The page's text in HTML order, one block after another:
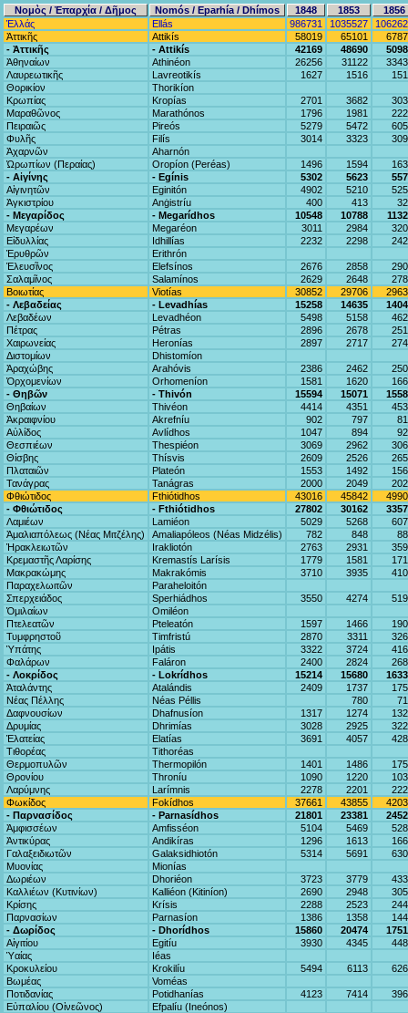
Νομὸς / Ἐπαρχία / Δῆμος Nomós / Eparhía / Dhímos 1848 1853
1856
Ἑλλάς
Ellás 986731 1035527
Ἀττικῆς
Attikís 58019 65101
- Ἀττικῆς
- Attikís 42169 48690
Ἀθηναίων
Athinéon 26256 31122
Λαυρεωτικῆς
Lavreotikís 1627 1516
Θορικίον
Thorikíon
Κρωπίας
Kropías 2701 3682
Μαραθῶνος
Marathónos 1796 1981
Πειραιῶς
Pireós 5279 5472
Φυλῆς
Filís 3014 3323
Ἀχαρνῶν
Aharnón
Ὠρωπίων (Περαίας)
Oropíon (Peréas) 1496 1594
- Αἰγίνης
- Egínis 5302 5623
Αἰγινητῶν
Eginitón 4902 5210
Ἀγκιστρίου
Anġistríu 400 413
- Μεγαρίδος
- Megarídhos 10548 10788
Μεγαρέων
Megaréon 3011 2984
Εἰδυλλίας
Idhillías 2232 2298
Ἐρυθρῶν
Erithrón
Ἐλευσῖνος
Elefsínos 2676 2858
Σαλαμῖνος
Salamínos 2629 2648
Βοιωτίας
Viotías 30852 29706
- Λεβαδείας
- Levadhías 15258 14635
Λεβαδέων
Levadhéon 5498 5158
Πέτρας
Pétras 2896 2678
Χαιρωνείας
Heronías 2897 2717
Διστομίων
Dhistomíon
Ἀραχώβης
Arahóvis 2386 2462
Ὀρχομενίων
Orhomeníon 1581 1620
- Θηβῶν
- Thivón 15594 15071
Θηβαίων
Thivéon 4414 4351
Ἀκραιφνίου
Akrefníu 902 797
Αὐλίδος
Avlídhos 1047 894
Θεσπιέων
Thespiéon 3069 2962
Θίσβης
Thísvis 2609 2526
Πλαταιῶν
Plateón 1553 1492
Τανάγρας
Tanágras 2000 2049
Φθιώτιδος
Fthiótidhos 43016 45842
- Φθιώτιδος
- Fthiótidhos 27802 30162
Λαμιέων
Lamiéon 5029 5268
Ἀμαλιαπόλεως (Νέας Μιτζέλης)
Amaliapóleos (Néas Midzélis) 782 848
Ἡρακλειωτῶν
Irakliotón 2763 2931
Κρεμαστῆς Λαρίσης
Kremastís Larísis 1779 1581
Μακρακώμης
Makrakómis 3710 3935
Παραχελωιτῶν
Paraheloitón
Σπερχειάδος
Sperhiádhos 3550 4274
Ὁμιλαίων
Omiléon
Πτελεατῶν
Pteleatón 1597 1466
Τυμφρηστοῦ
Timfristú 2870 3311
Ὑπάτης
Ipátis 3322 3724
Φαλάρων
Faláron 2400 2824
- Λοκρίδος
- Lokrídhos 15214 15680
Ἀταλάντης
Atalándis 2409 1737
Νέας Πέλλης
Néas Péllis 780
Δαφνουσίων
Dhafnusíon 1317 1274
Δρυμίας
Dhrimías 3028 2925
Ἐλατείας
Elatías 3691 4057
Τιθορέας
Tithoréas
Θερμοπυλῶν
Thermopilón 1401 1486
Θρονίου
Throníu 1090 1220
Λαρύμνης
Larímnis 2278 2201
Φωκίδος
Fokídhos 37661 43855
- Παρνασίδος
- Parnasídhos 21801 23381
Ἀμφισσέων
Amfisséon 5104 5469
Ἀντικύρας
Andikíras 1296 1613
Γαλαξειδιωτῶν
Galaksidhiotón 5314 5691
Μυονίας
Mionías
Δωριέων
Dhoriéon 3723 3779
Καλλιέων (Κυτινίων)
Kalliéon (Kitiníon) 2690 2948
Κρίσης
Krísis 2288 2523
Παρνασίων
Parnasíon 1386 1358
- Δωρίδος
- Dhorídhos 15860 20474
Αἰγιτίου
Egitíu 3930 4345
Ὑαίας
Iéas
Κροκυλείου
Krokilíu 5494 6113
Βωμέας
Voméas
Ποτιδανίας
Potidhanías 4123 7414
Εὐπαλίου (Οἰνεῶνος)
Efpalíu (Ineónos)